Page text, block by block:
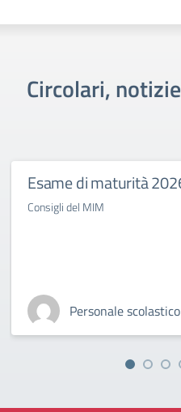
Circolari,
Esame di maturità
Consigli del MIM
Personale scolastico